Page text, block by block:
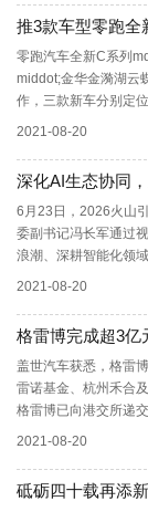
推3款车型零跑全
零跑汽车全新C系列
middot;金华金漪湖云
作，三款新车分别定
2021-08-20
深化AI生态协同
6月23日，2026火山
委副书记冯长军通过
浪潮、深耕智能化领
2021-08-20
格雷博完成超3亿
盖世汽车获悉，格雷
雷诺基金、杭州禾合
格雷博已向港交所递
2021-08-20
砥砺四十载再添